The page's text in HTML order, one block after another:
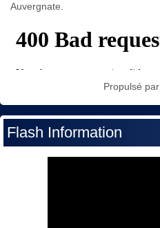
Auvergnate.
Propulsé par
Flash Information